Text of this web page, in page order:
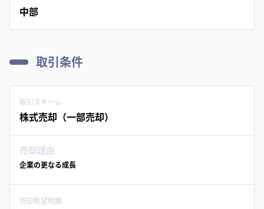
中部
取引条件
取引スキーム
株式売却（一部売却）
売却理由
企業の更なる成長
売却希望時期